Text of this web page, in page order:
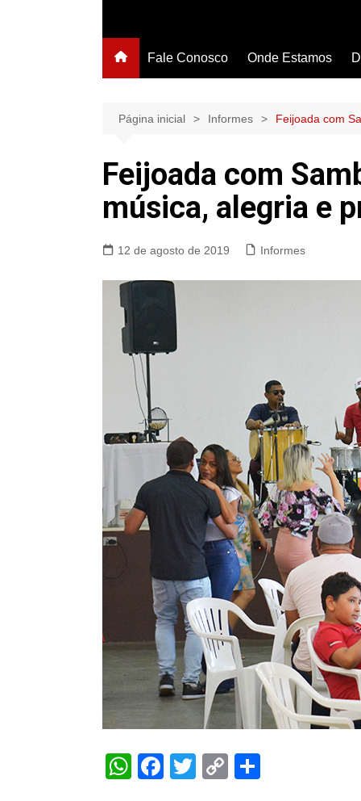
Fale Conosco Onde Estamos
Página inicial Informes Feijoada com
Feijoada com
música, alegria e
12 de agosto de 2019 Informes
W F
T
C